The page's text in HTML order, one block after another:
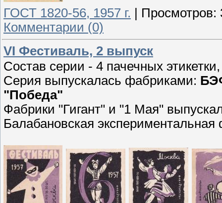
ГОСТ 1820-56, 1957 г. Просмотров:
Комментарии (0)
VI Фестиваль, 2 выпуск
Состав серии - 4 пачечных
Серия выпускалась фабриками:
"Победа"
Фабрики "Гигант" и "1 Мая"
Балабановская